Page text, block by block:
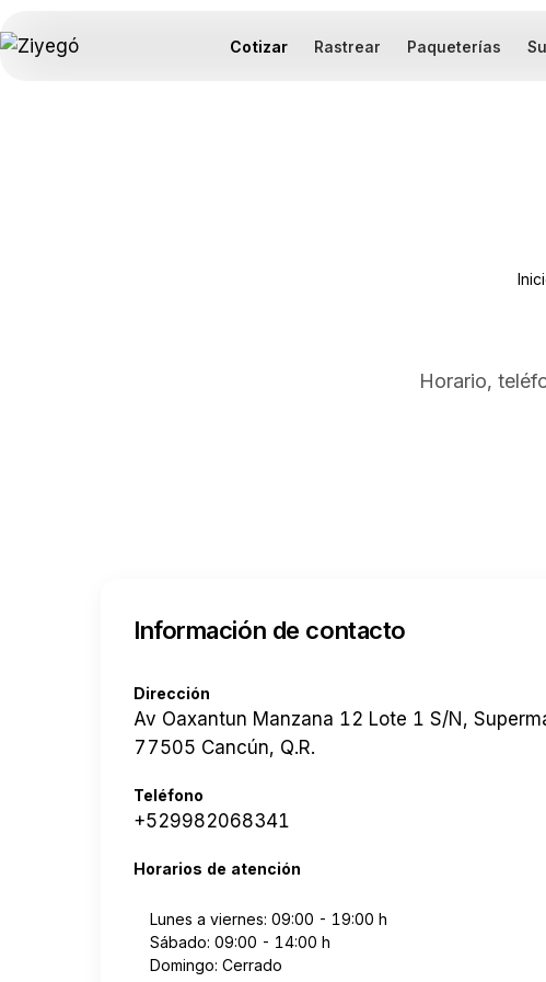
Cotizar Rastrear Paqueterías
Horario,
Información de contacto
Dirección
Av Oaxantun Manzana 12 Lote 1 S/N,
77505 Cancún, Q.R.
Teléfono
+529982068341
Horarios de atención
Lunes a viernes: 09:00 - 19:00 h
Sábado: 09:00 - 14:00 h
Domingo: Cerrado